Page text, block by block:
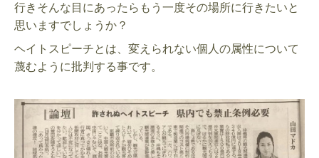
行きそんな目にあったらもう一度その場所に行きたいと
思いますでしょうか？
ヘイトスピーチとは、変えられない個人の属性について
蔑むように批判する事です。